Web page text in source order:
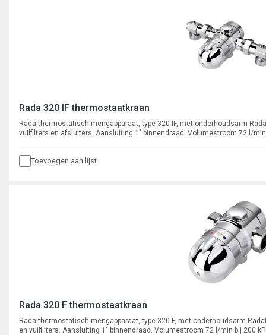
Rada 320 IF thermostaatkraan
Rada thermostatisch mengapparaat, type 320 IF, met onderhoudsarm
vuilfilters en afsluiters. Aansluiting 1" binnendraad. Volumestroom 72 l/
Toevoegen aan lijst
Rada 320 F thermostaatkraan
Rada thermostatisch mengapparaat, type 320 F, met onderhoudsarm
en vuilfilters. Aansluiting 1" binnendraad. Volumestroom 72 l/min bij 200